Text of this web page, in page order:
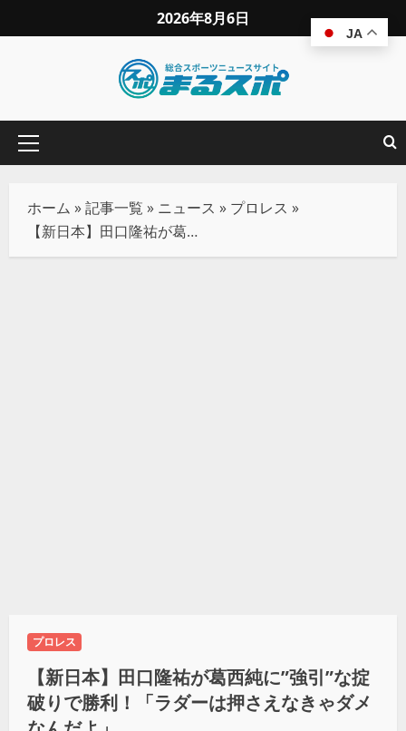
2026年8月6日
ホーム »記事一覧 » ニュース » プロレス »
【新日本】田口隆祐が葛西純に”強引”な掟破りで勝利！「ラダーは押さえなきゃダメなんだよ」
プロレス
【新日本】田口隆祐が葛西純に”強引”な掟
破りで勝利！「ラダーは押さえなきゃダメ
JA